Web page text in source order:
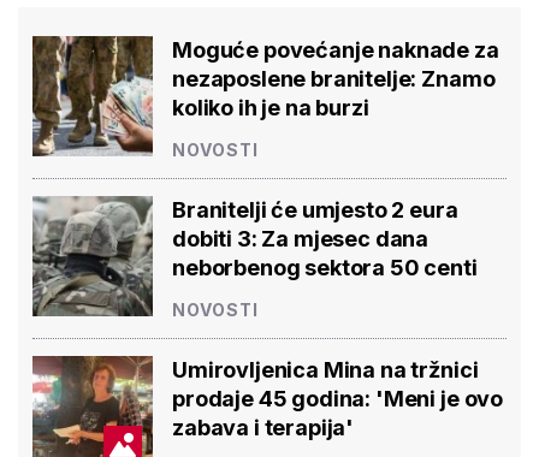
Moguće povećanje naknade za
nezaposlene branitelje: Znamo
koliko ih je na burzi
NOVOSTI
Branitelji će umjesto 2 eura
dobiti 3: Za mjesec dana
neborbenog sektora 50 centi
NOVOSTI
Umirovljenica Mina na tržnici
prodaje 45 godina: 'Meni je ovo
zabava i terapija'